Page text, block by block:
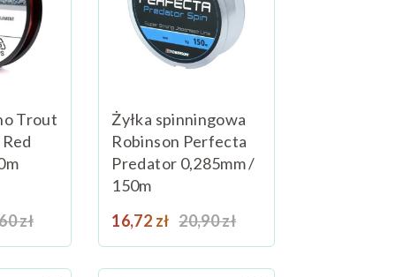
Trout
podstawowa
zł
Żyłka spinningowa
Robinson Perfecta
Predator 0,285mm /
150m
Cena
16,72 zł Cena podstawowa
20,90 zł